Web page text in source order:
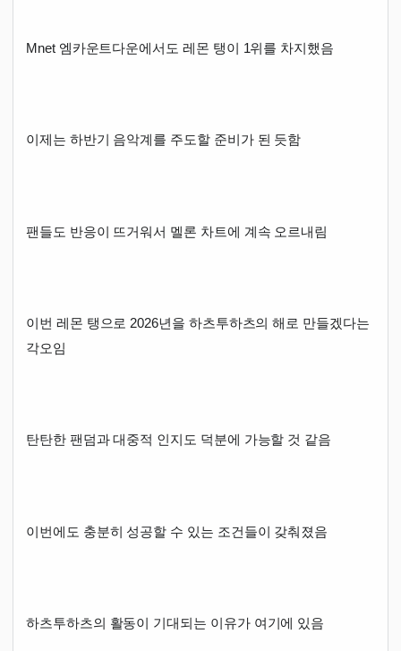
Mnet 엠카운트다운에서도 레몬 탱이 1위를 차지했음
이제는 하반기 음악계를 주도할 준비가 된 듯함
팬들도 반응이 뜨거워서 멜론 차트에 계속 오르내림
이번 레몬 탱으로 2026년을 하츠투하츠의 해로 만들겠다는
각오임
탄탄한 팬덤과 대중적 인지도 덕분에 가능할 것 같음
이번에도 충분히 성공할 수 있는 조건들이 갖춰졌음
하츠투하츠의 활동이 기대되는 이유가 여기에 있음